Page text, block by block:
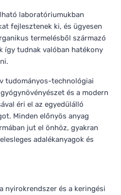
laboratóriumukban
fejlesztenek ki, és ügyesen
termelésből származó
így tudnak valóban hatékony
tudományos-technológiai
és a modern
éri el az egyedülálló
Minden előnyös anyag
jut el önhöz, gyakran
adalékanyagok és
a nyirokrendszer és a keringési